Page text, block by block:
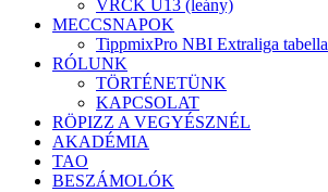
VRCK U13 (leány)
MECCSNAPOK
TippmixPro NBI Extraliga tabella
RÓLUNK
TÖRTÉNETÜNK
KAPCSOLAT
RÖPIZZ A VEGYÉSZNÉL
AKADÉMIA
TAO
BESZÁMOLÓK